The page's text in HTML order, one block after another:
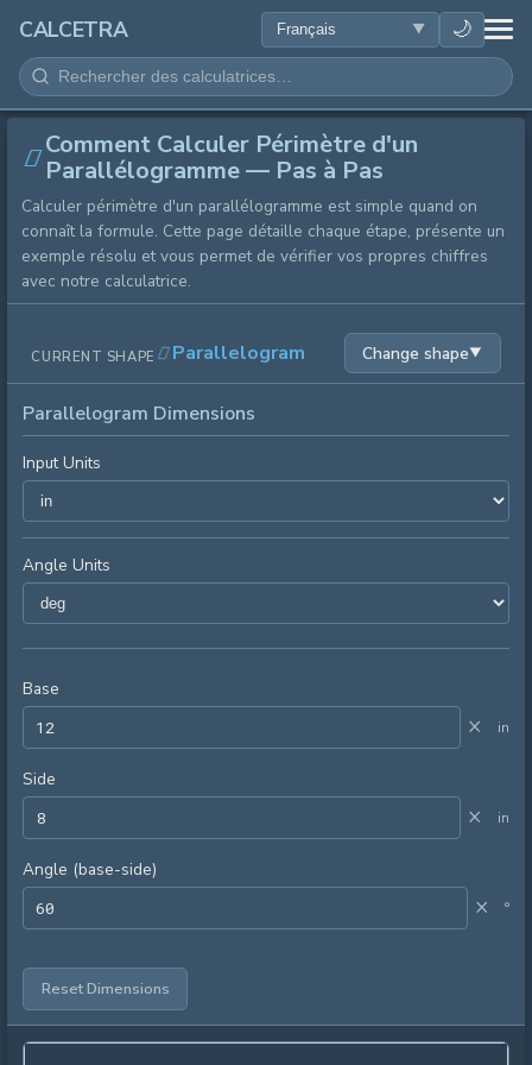
CALCETRA 🌙
MATHÉMATIQUES
CONVERSIONS
SCIENCE
QUOTIDIEN
AUTRES OUTILS
Comment Calculer Périmètre d'un
Parallélogramme — Pas à Pas
Calculer périmètre d'un parallélogramme est simple quand on
connaît la formule. Cette page détaille chaque étape, présente un
exemple résolu et vous permet de vérifier vos propres chiffres
avec notre calculatrice.
CURRENT SHAPE Parallelogram Change shape▼
Parallelogram Dimensions
Input Units
Angle Units
Base
× in
Side
× in
Angle (base-side)
× °
Reset Dimensions